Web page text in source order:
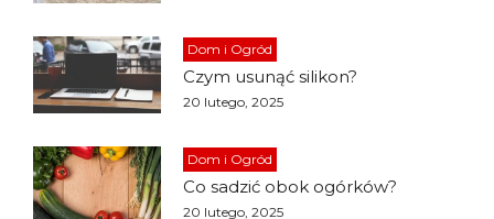
Dom i Ogród
Czym usunąć silikon?
20 lutego, 2025
Dom i Ogród
Co sadzić obok ogórków?
20 lutego, 2025